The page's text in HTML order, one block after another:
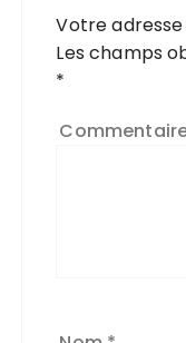
Votre
Les champs
*